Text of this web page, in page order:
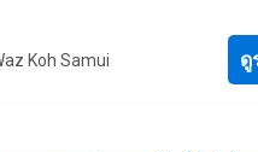
แล้วเลี้ยวซ้ายเข้าสู่ซอยทองแก้
เมตร คุณจะพบกับที่ตั้งขอ
ตร)สิ่งอำนวยความสะดวกในโ
นส- สวนหย่อมรอบ ๆ โครงการ
อ- ร้านกาแฟ- ที่จอดรถรองรับไ
ด้วยดีไซน์สุดเท่จากปูนเป
งคุณได้อย่างไรขีดจำกัดแล้ว
& Pool Villa ผู้พัฒนา
นสวยงามในรูปลักษณ์ภายในอ
ำนวยความสะดวกอย่างครบค
หลากหลายด้วยเช่นกัน ไม่ว่าจ
Koh Samui ดู